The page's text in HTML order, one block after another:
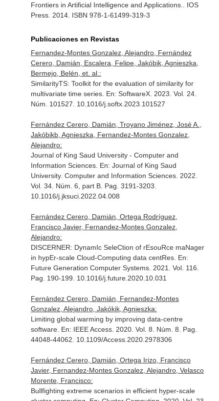
Frontiers in Artificial Intelligence and Applications.
. IOS
Press. 2014. ISBN 978-1-61499-319-3
Publicaciones en Revistas
Fernandez-Montes Gonzalez, Alejandro, Fernández
Cerero, Damián, Escalera, Felipe, Jakóbik, Agnieszka,
Bermejo, Belén, et. al.:
SimilarityTS: Toolkit for the evaluation of similarity for
multivariate time series. En: SoftwareX. 2023. Vol. 24.
Núm. 101527. 10.1016/j.softx.2023.101527
Fernández Cerero, Damián, Troyano Jiménez, José A.,
Jakóbikb, Agnieszka, Fernandez-Montes Gonzalez,
Alejandro:
Journal of King Saud University - Computer and
Information Sciences. En: Journal of King Saud
University. Computer and Information Sciences. 2022.
Vol. 34. Núm. 6, part B. Pag. 3191-3203.
10.1016/j.jksuci.2022.04.008
Fernández Cerero, Damián, Ortega Rodríguez,
Francisco Javier, Fernandez-Montes Gonzalez,
Alejandro:
DISCERNER: DynamIc SeleCtion of rEsouRce maNager
in hypEr-scale Cloud-Computing data centRes. En:
Future Generation Computer Systems. 2021. Vol. 116.
Pag. 190-199. 10.1016/j.future.2020.10.031
Fernández Cerero, Damián, Fernandez-Montes
Gonzalez, Alejandro, Jakókik, Agnieszka:
Limiting global warming by improving data-centre
software. En: IEEE Access. 2020. Vol. 8. Núm. 8. Pag.
44048-44062. 10.1109/Access.2020.2978306
Fernández Cerero, Damián, Ortega Irizo, Francisco
Javier, Fernandez-Montes Gonzalez, Alejandro, Velasco
Morente, Francisco:
Bullfighting extreme scenarios in efficient hyper-scale